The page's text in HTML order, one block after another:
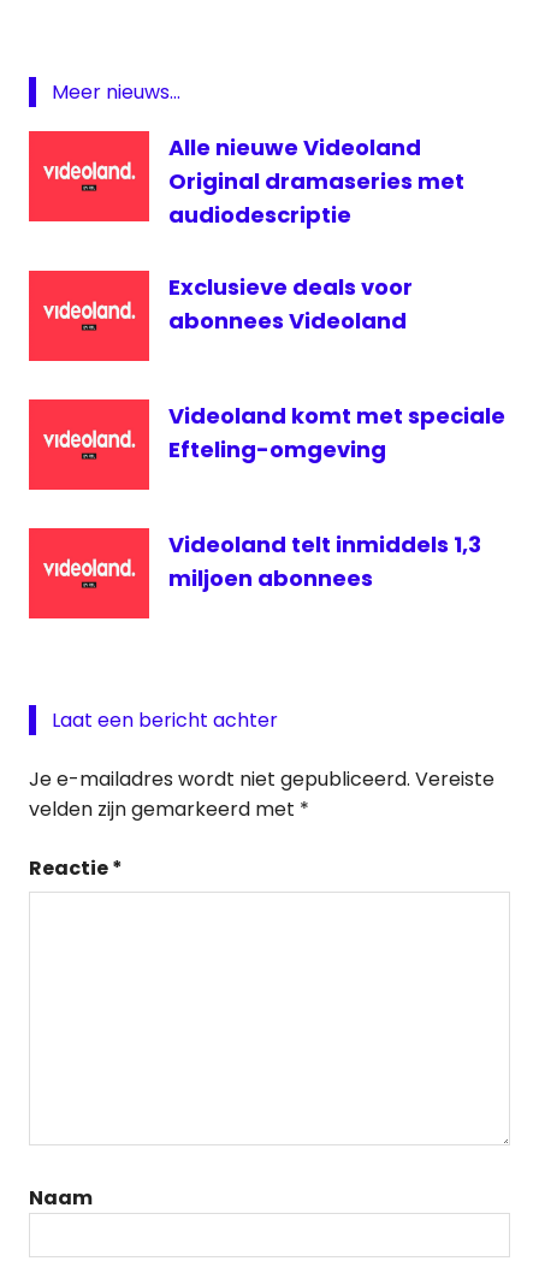
Inter
Frankrijk
lange
Radio
France
Meer nieuws...
Alle nieuwe Videoland
Original dramaseries met
audiodescriptie
Exclusieve deals voor
abonnees Videoland
Videoland komt met speciale
Efteling-omgeving
Videoland telt inmiddels 1,3
miljoen abonnees
Laat een bericht achter
Je e-mailadres wordt niet gepubliceerd. Vereiste
velden zijn gemarkeerd met *
Reactie*
Naam